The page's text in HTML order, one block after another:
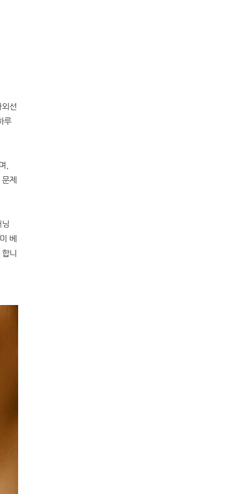
선
루
,
제
베
니